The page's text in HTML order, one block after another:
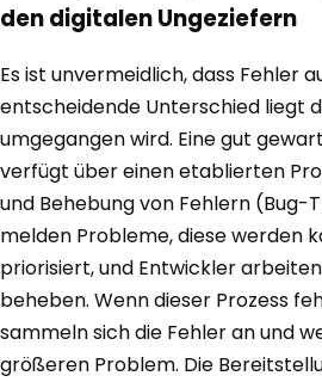
den digitalen Ungeziefern
Es ist unvermeidlich, dass Fehler
entscheidende Unterschied liegt
umgegangen wird. Eine gut
verfügt über einen etablierten
und Behebung von Fehlern (Bug-
melden Probleme, diese werden
priorisiert, und Entwickler
beheben. Wenn dieser Prozess
sammeln sich die Fehler an und
größeren Problem. Die